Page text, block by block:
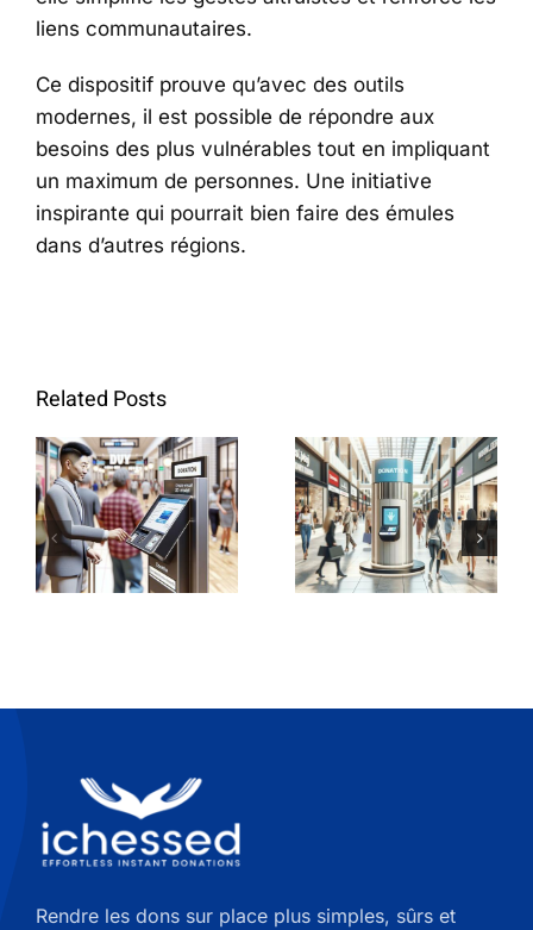
liens communautaires.
Ce dispositif prouve qu’avec des outils
modernes, il est possible de répondre aux
besoins des plus vulnérables tout en impliquant
un maximum de personnes. Une initiative
inspirante qui pourrait bien faire des émules
dans d’autres régions.
Related Posts
dons
iChessed
à Lyon :
Solidarité
en
Alpes
iChessed
:
Solidarité
à
Rendre les dons sur place plus simples, sûrs et